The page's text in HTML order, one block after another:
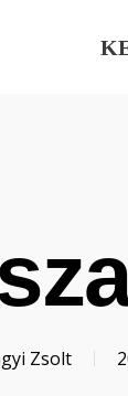
Zsolt